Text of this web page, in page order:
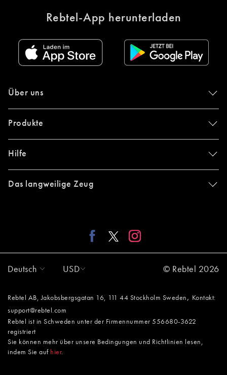
Rebtel-App herunterladen
Über uns
Produkte
Hilfe
Das langweilige Zeug
Deutsch USD © Rebtel 2026
Rebtel AB, Jakobsbergsgatan 16, 111 44 Stockholm Sweden ,
Kontakt:
support@rebtel.com
Rebtel ist in Schweden unter der Firmennummer 556680-3622
registriert
Sie können mehr über unsere Bedingungen und Richtlinien lesen,
indem Sie auf hier.